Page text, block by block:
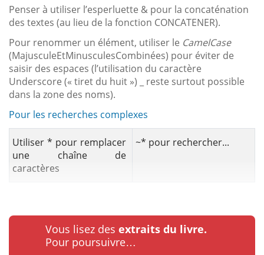
Penser à utiliser l’esperluette & pour la concaténation
des textes (au lieu de la fonction CONCATENER).
Pour renommer un élément, utiliser le CamelCase
(MajusculeEtMinusculesCombinées) pour éviter de
saisir des espaces (l’utilisation du caractère
Underscore (« tiret du huit ») _ reste surtout possible
dans la zone des noms).
Pour les recherches complexes
Utiliser * pour remplacer
une chaîne de
caractères
~* pour rechercher...
Vous lisez des extraits du livre.
Pour poursuivre…